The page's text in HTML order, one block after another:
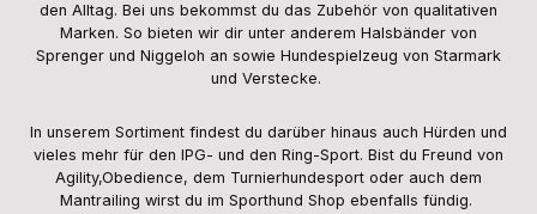
den Alltag. Bei uns bekommst du das Zubehör von qualitativen
Marken. So bieten wir dir unter anderem Halsbänder von
Sprenger und Niggeloh an sowie Hundespielzeug von Starmark
und Verstecke.
In unserem Sortiment findest du darüber hinaus auch Hürden und
vieles mehr für den IPG- und den Ring-Sport. Bist du Freund von
Agility,Obedience, dem Turnierhundesport oder auch dem
Mantrailing wirst du im Sporthund Shop ebenfalls fündig.